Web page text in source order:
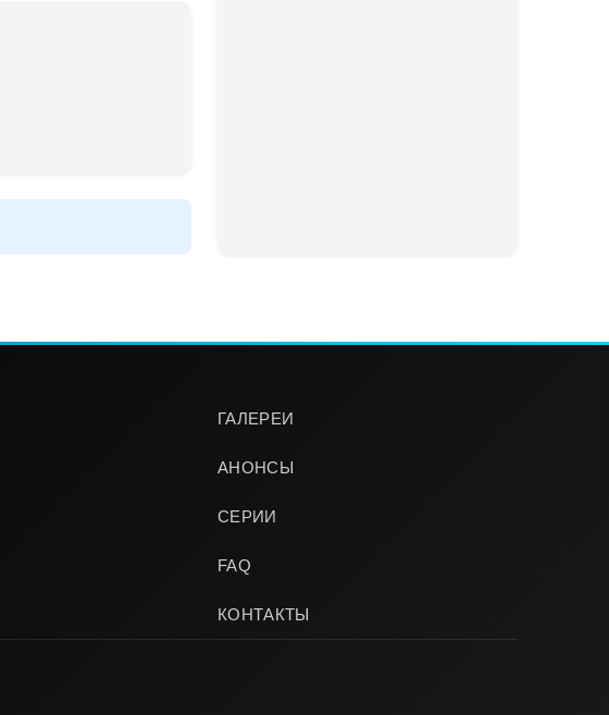
ГАЛЕРЕИ
АНОНСЫ
СЕРИИ
FAQ
КОНТАКТЫ